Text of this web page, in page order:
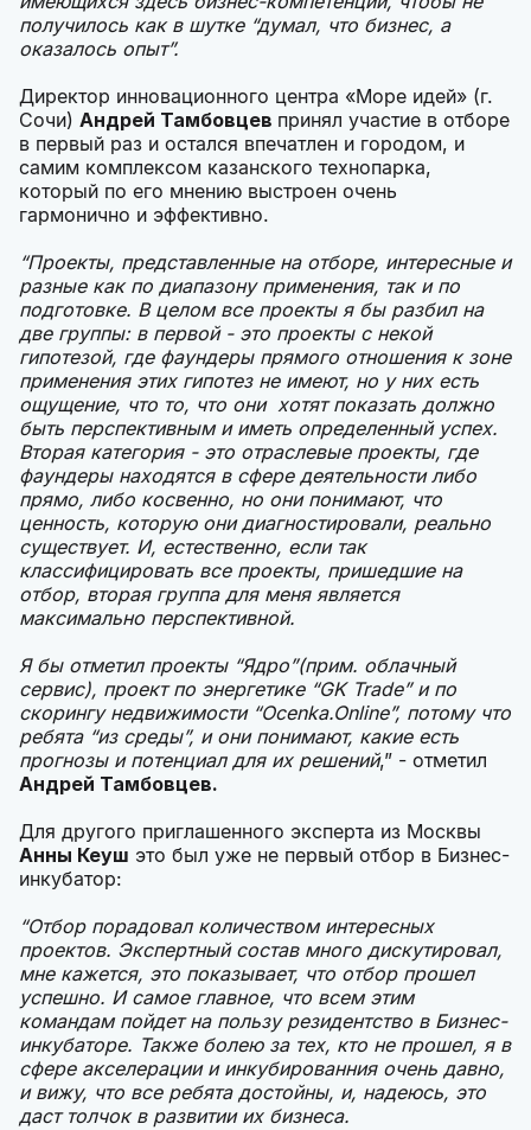
получилось как в шутке “думал, что бизнес, а
оказалось опыт”.
Директор инновационного центра «Море идей» (г.
Сочи) Андрей Тамбовцев принял участие в отборе
в первый раз и остался впечатлен и городом, и
самим комплексом казанского технопарка,
который по его мнению выстроен очень
гармонично и эффективно.
“Проекты, представленные на отборе, интересные и
разные как по диапазону применения, так и по
подготовке. В целом все проекты я бы разбил на
две группы: в первой - это проекты с некой
гипотезой, где фаундеры прямого отношения к зоне
применения этих гипотез не имеют, но у них есть
ощущение, что то, что они хотят показать должно
быть перспективным и иметь определенный успех.
Вторая категория - это отраслевые проекты, где
фаундеры находятся в сфере деятельности либо
прямо, либо косвенно, но они понимают, что
ценность, которую они диагностировали, реально
существует. И, естественно, если так
классифицировать все проекты, пришедшие на
отбор, вторая группа для меня является
максимально перспективной.
Я бы отметил проекты “Ядро”(прим. облачный
сервис), проект по энергетике “GK Trade” и по
скорингу недвижимости “Ocenka.Online”, потому что
ребята “из среды”, и они понимают, какие есть
прогнозы и потенциал для их решений,” - отметил
Андрей Тамбовцев.
Для другого приглашенного эксперта из Москвы
Анны Кеуш это был уже не первый отбор в Бизнес-
инкубатор:
“Отбор порадовал количеством интересных
проектов. Экспертный состав много дискутировал,
мне кажется, это показывает, что отбор прошел
успешно. И самое главное, что всем этим
командам пойдет на пользу резидентство в Бизнес-
инкубаторе. Также болею за тех, кто не прошел, я в
сфере акселерации и инкубированния очень давно,
и вижу, что все ребята достойны, и, надеюсь, это
даст толчок в развитии их бизнеса.